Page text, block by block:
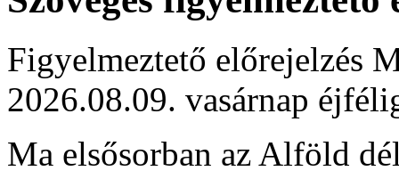
Figyelmeztető előrejelzés
2026.08.09. vasárnap
Ma elsősorban az Alföld